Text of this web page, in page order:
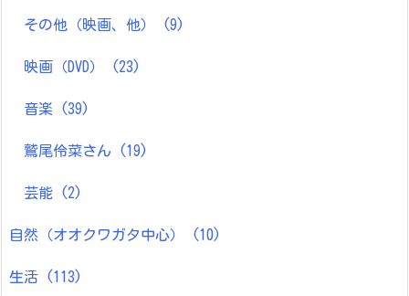
その他（映画、他） (9)
映画（DVD） (23)
音楽 (39)
鷲尾伶菜さん (19)
芸能 (2)
自然（オオクワガタ中心） (10)
生活 (113)